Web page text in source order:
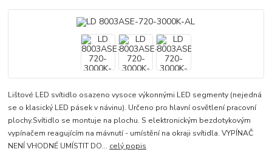
Lištové LED svítidlo osazeno vysoce výkonnými LED segmenty (nejedná
se o klasický LED pásek v návinu). Určeno pro hlavní osvětlení pracovní
plochy.Svítidlo se montuje na plochu. S elektronickým bezdotykovým
vypínačem reagujícím na mávnutí - umístění na okraji svítidla. VYPÍNAČ
NENÍ VHODNÉ UMÍSTIT DO... celý popis